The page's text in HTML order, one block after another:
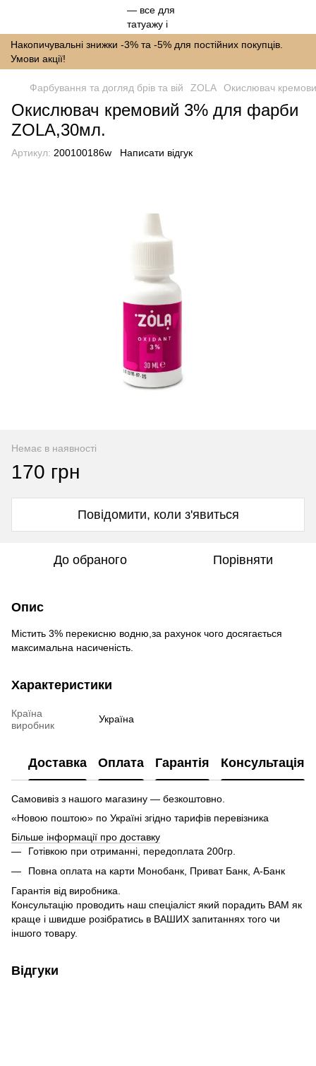
Накопичувальні знижки -3% та -5% для постійних покупців.
Умови акції!
Фарбування та догляд брів та вій ZOLA Окислювач
Окислювач кремовий 3% для фарби
ZOLA,30мл.
Артикул: 200100186w Написати відгук
Немає в наявності
170 грн
Повідомити, коли з'явиться
До обраного Порівняти
Опис
Містить 3% перекисню водню,за рахунок чого досягається
максимальна насиченість.
Характеристики
Країна
виробник
Україна
Доставка Оплата Гарантія Консультація
Самовивіз з нашого магазину — безкоштовно.
«Новою поштою» по Україні згідно тарифів перевізника
Більше інформації про доставку
Готівкою при отриманні, передоплата 200гр.
Повна оплата на карти Монобанк, Приват Банк, А-Банк
Гарантія від виробника.
Консультацію проводить наш спеціаліст який порадить ВАМ як
краще і швидше розібратись в ВАШИХ запитаннях того чи
іншого товару.
Відгуки